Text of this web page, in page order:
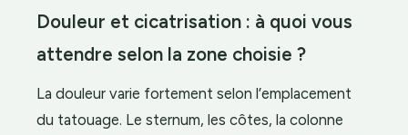
Douleur et cicatrisation : à quoi vous
attendre selon la zone choisie ?
La douleur varie fortement selon l’emplacement
du tatouage. Le sternum, les côtes, la colonne